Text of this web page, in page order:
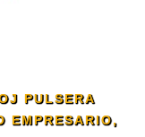
PULSERA
EMPRESARIO,